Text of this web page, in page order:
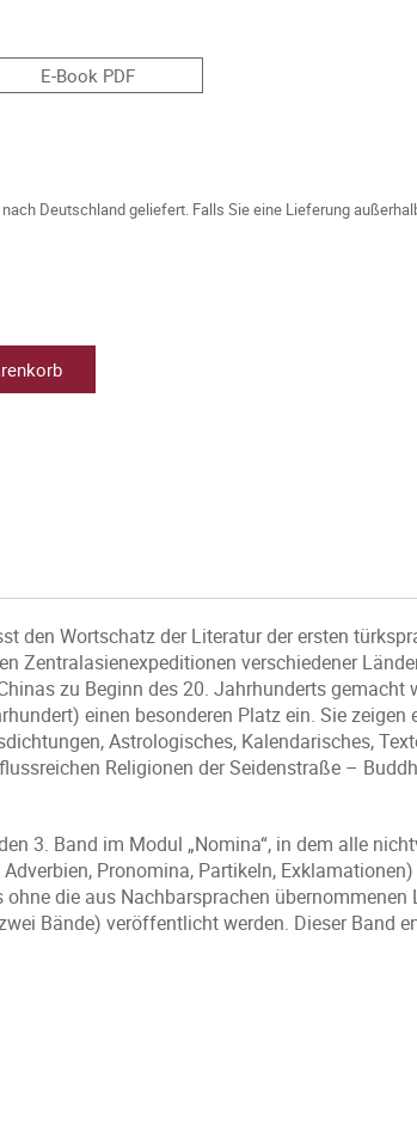
E-Book PDF
Deutschland geliefert. Falls Sie eine Lieferung
den Wortschatz der Literatur der ersten
Zentralasienexpeditionen verschiedener
zu Beginn des 20. Jahrhunderts gemacht
einen besonderen Platz ein. Sie zeigen
Astrologisches, Kalendarisches,
Religionen der Seidenstraße –
3. Band im Modul „Nomina“, in dem alle
Pronomina, Partikeln,
die aus Nachbarsprachen übernommenen
Bände) veröffentlicht werden. Dieser Band